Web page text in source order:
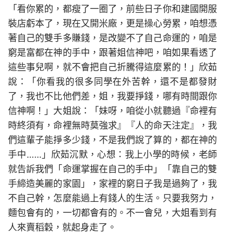
「看你累的，都瘦了一圈了，前些日子你和建國開服
裝店虧本了，現在又開米廠，更是操心勞累，咱想憑
著自己的雙手多賺錢，是改變不了自己命運的，咱是
窮是富都在神的手中，跟著姐信神吧，咱如果看透了
這些事兒啊，就不會把自己折騰得這麼累的！」欣茹
說：「你看我的很多同學在外苦幹，還不是都發財
了，我也不比他們差，姐，我要掙錢，哪有時間跟你
信神啊！」大姐說：「妹呀，咱從小就聽過『命裡有
時終須有，命裡無時莫強求』『人的命天注定』，我
們這輩子能掙多少錢，不是我們說了算的，都在神的
手中……」欣茹沉默，心想：我上小學的時候，老師
就告訴我們「命運掌握在自己的手中」「靠自己的雙
手締造美麗的家園」，家裡的窮日子我是過夠了，我
不自己幹，怎麼能過上有錢人的生活。只要我努力，
麵包會有的，一切都會有的。不一會兒，大姐看到有
人來賣稻穀，就起身走了。